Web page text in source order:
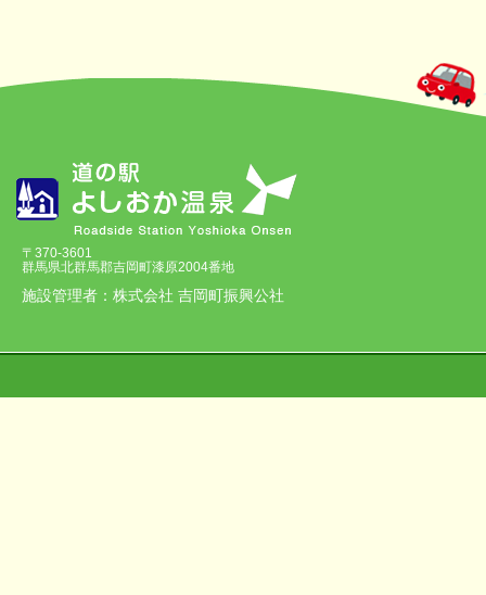
〒370-3601
群馬県北群馬郡吉岡町漆原2004番地
施設管理者：株式会社 吉岡町振興公社